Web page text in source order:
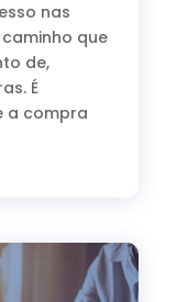
nas
que
de,
É
a compra